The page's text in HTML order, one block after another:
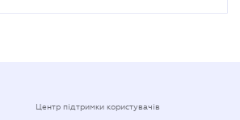
Центр підтримки користувачів